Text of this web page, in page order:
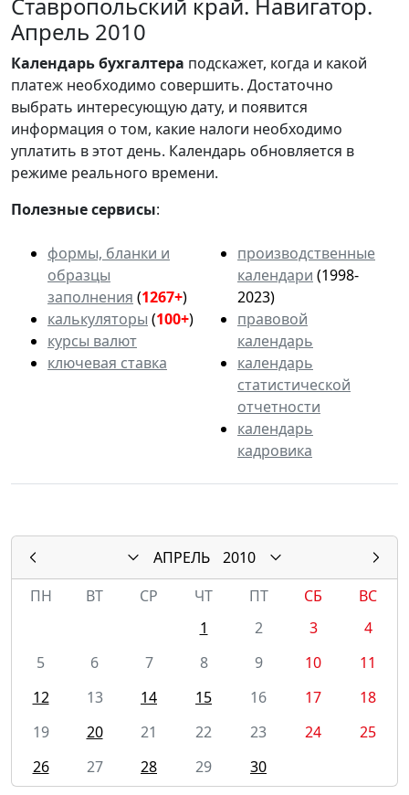
Апрель 2010
Календарьбухгалтера подскажет, когда и какой
платеж необходимо совершить. Достаточно
выбрать интересующую дату, и появится
информация о том, какие налоги необходимо
уплатить в этот день. Календарь обновляется в
режиме реального времени.
Полезные сервисы:
формы, бланки и
образцы
заполнения (1267+)
калькуляторы (100+)
курсы валют
ключевая ставка
производственные
календари (1998-
2023)
правовой
календарь
календарь
статистической
отчетности
календарь
кадровика
АПРЕЛЬ
2010
ПН
ВТ СР ЧТ ПТ СБ
ВС
1
2 3
4
5
6 7 8 9 10
11
12
13 14 15 16 17
18
19
20 21 22 23 24
25
26
27 28 29 30